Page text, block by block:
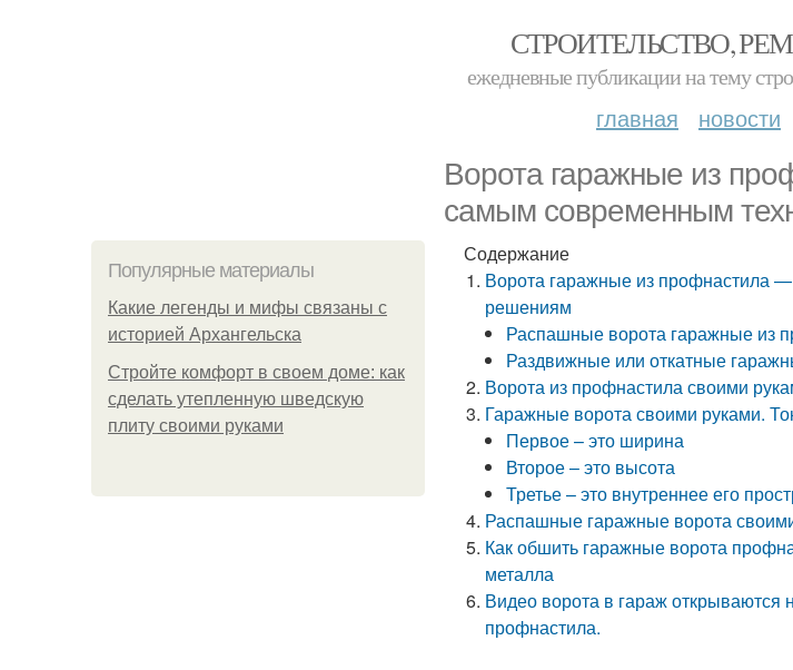
СТРОИТЕЛЬСТВО,
ежедневные публикации на тему
главная новости
Ворота гаражные из
самым современным
Популярные материалы
Какие легенды и мифы связаны с
историей Архангельска
Стройте комфорт в своем доме: как
сделать утепленную шведскую
плиту своими руками
Содержание
Ворота гаражные из профнастила
решениям
Распашные ворота гаражные из
Раздвижные или откатные
Ворота из профнастила своими
Гаражные ворота своими руками.
Первое – это ширина
Второе – это высота
Третье – это внутреннее его
Распашные гаражные ворота
Как обшить гаражные ворота
металла
Видео ворота в гараж открываются
профнастила.